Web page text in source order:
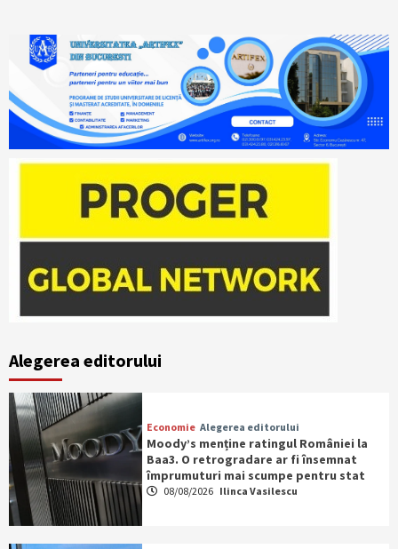
Alegerea editorului
Economie Alegerea editorului
Moody’s menține ratingul României la
Baa3. O retrogradare ar fi însemnat
împrumuturi mai scumpe pentru stat
08/08/2026 Ilinca Vasilescu